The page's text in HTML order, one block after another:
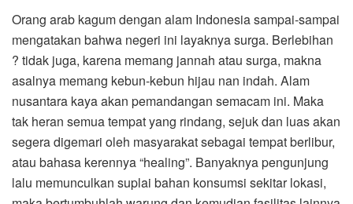
Orang arab kagum dengan alam Indonesia sampai-sampai
mengatakan bahwa negeri ini layaknya surga. Berlebihan
? tidak juga, karena memang jannah atau surga, makna
asalnya memang kebun-kebun hijau nan indah. Alam
nusantara kaya akan pemandangan semacam ini. Maka
tak heran semua tempat yang rindang, sejuk dan luas akan
segera digemari oleh masyarakat sebagai tempat berlibur,
atau bahasa kerennya “healing”. Banyaknya pengunjung
lalu memunculkan suplai bahan konsumsi sekitar lokasi,